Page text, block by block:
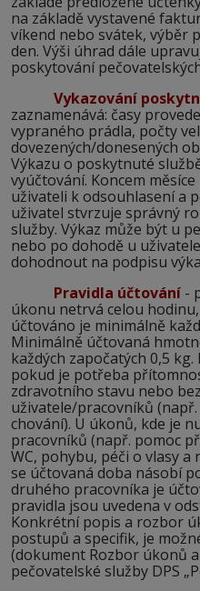
na základě vystavené
víkend nebo svátek, výběr
den. Výši úhrad dále
poskytování
Vykazování
zaznamenává: časy
vypraného prádla, počty
dovezených/donesených
Výkazu o poskytnuté
vyúčtování. Koncem
uživateli k odsouhlasení a
uživatel stvrzuje správný
služby. Výkaz může být u
nebo po dohodě u
dohodnout na podpisu
Pravidla účtování -
úkonu netrvá celou
účtováno je minimálně
Minimálně účtovaná
každých započatých 0,5
pokud je potřeba
zdravotního stavu nebo
uživatele/pracovníků
chování). U úkonů, kde je
pracovníků (např. pomoc
WC, pohybu, péči o vlasy
se účtovaná doba násobí
druhého pracovníka je
pravidla jsou uvedena v
Konkrétní popis a rozbor
postupů a specifik, je
(dokument Rozbor úkonů
pečovatelské služby DPS